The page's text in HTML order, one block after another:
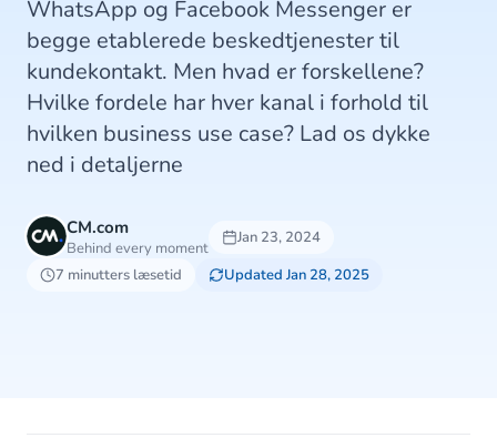
WhatsApp og Facebook Messenger er
begge etablerede beskedtjenester til
kundekontakt. Men hvad er forskellene?
Hvilke fordele har hver kanal i forhold til
hvilken business use case? Lad os dykke
ned i detaljerne
CM.com
Behind every moment
Jan 23, 2024
7 minutters læsetid
Updated Jan 28, 2025